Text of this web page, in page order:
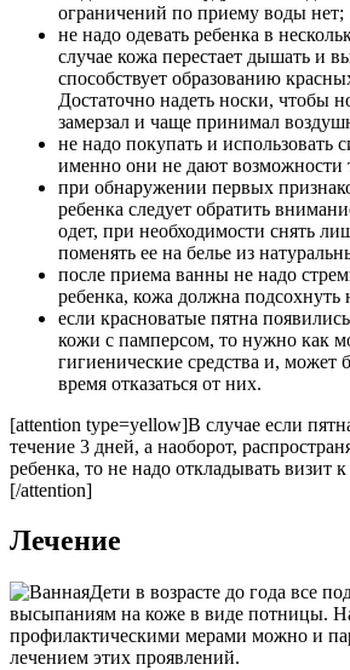
ограничений по приему воды нет;
не надо одевать ребенка в
случае кожа перестает дышать и
способствует образованию
Достаточно надеть носки, чтобы
замерзал и чаще принимал
не надо покупать и использовать
именно они не дают возможности
при обнаружении первых
ребенка следует обратить
одет, при необходимости снять
поменять ее на белье из
после приема ванны не надо
ребенка, кожа должна подсохнуть
если красноватые пятна
кожи с памперсом, то нужно как
гигиенические средства и, может
время отказаться от них.
[attention type=yellow]В случае если
течение 3 дней, а наоборот,
ребенка, то не надо откладывать визит
[/attention]
Лечение
Дети в возрасте до года все
высыпаниям на коже в виде потницы.
профилактическими мерами можно и
лечением этих проявлений.